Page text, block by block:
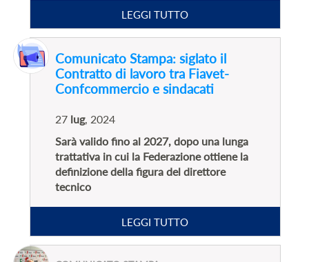
LEGGI TUTTO
Comunicato Stampa: siglato il
Contratto di lavoro tra Fiavet-
Confcommercio e sindacati
27 lug, 2024
Sarà valido fino al 2027, dopo una lunga
trattativa in cui la Federazione ottiene la
definizione della figura del direttore
tecnico
LEGGI TUTTO